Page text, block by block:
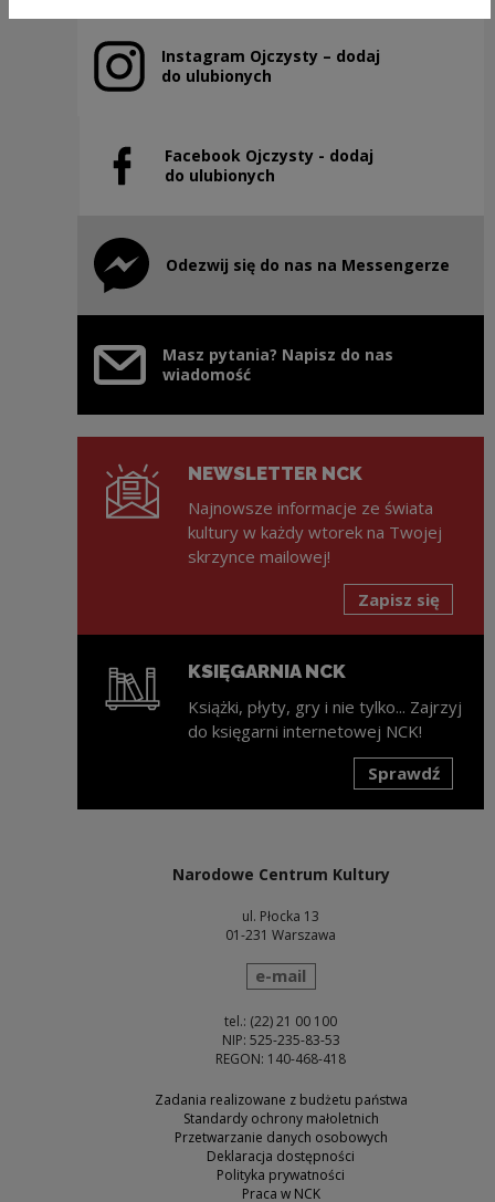
Instagram Ojczysty – dodaj
do ulubionych
Uwaga, link zostanie otwarty w nowym oknie
Facebook Ojczysty - dodaj
do ulubionych
Uwaga, link zostanie otwarty w nowym oknie
Odezwij się do nas na Messengerze
Uwaga, link zostanie otwarty w nowym oknie
Masz pytania? Napisz do nas
wiadomość
NEWSLETTER NCK
Najnowsze informacje ze świata
kultury w każdy wtorek na Twojej
skrzynce mailowej!
Zapisz się
KSIĘGARNIA NCK
Książki, płyty, gry i nie tylko... Zajrzyj
do księgarni internetowej NCK!
Sprawdź
Narodowe Centrum Kultury
ul. Płocka 13
01-231 Warszawa
wyślij wiadomość
e-mail
tel.: (22) 21 00 100
NIP: 525-235-83-53
REGON: 140-468-418
Zadania realizowane z budżetu państwa
Standardy ochrony małoletnich
Przetwarzanie danych osobowych
Deklaracja dostępności
Polityka prywatności
Praca w NCK